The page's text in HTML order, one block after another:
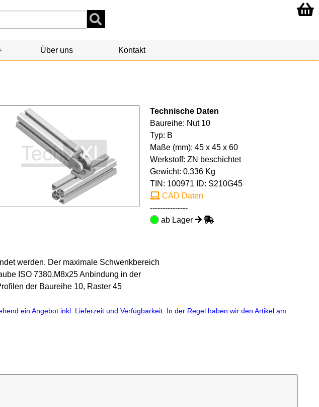
Über uns Kontakt
Technische Daten
Baureihe: Nut 10
Typ: B
Maße (mm): 45 x 45 x 60
Werkstoff: ZN beschichtet
Gewicht: 0,336 Kg
TIN: 100971 ID: S210G45
CAD Daten
---------------
ab Lager
werden. Der maximale Schwenkbereich
ISO 7380,M8x25 Anbindung in der
der Baureihe 10, Raster 45
ein Angebot inkl. Lieferzeit und Verfügbarkeit. In der Regel haben wir den Artikel am